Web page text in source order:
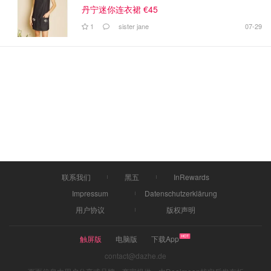
丹宁迷你连衣裙 €45
1 sister jane 07-29
联系我们 黑五
InRewards
Impressum
Datenschutzerklärung
用户协议
版权声明
触屏版 电脑版
下载App
contact@dazhe.de